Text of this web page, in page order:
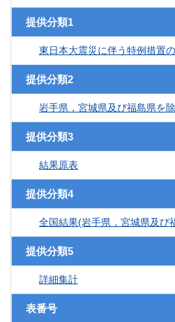
提供分類1
東日本大震災に伴う特例措置
提供分類2
岩手県，宮城県及び福島県を
提供分類3
結果原表
提供分類4
全国結果(岩手県，宮城県及び
提供分類5
詳細集計
表番号